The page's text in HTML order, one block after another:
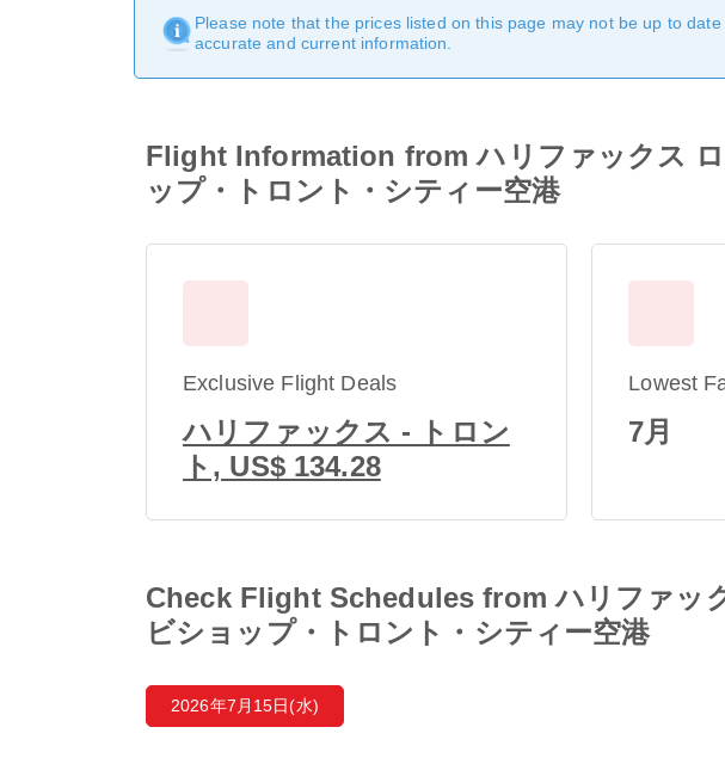
Please note that the prices listed on this page may not be up to
accurate and current information.
Flight Information from ハリファックス
ップ・トロント・シティー空港
Exclusive Flight Deals
ハリファックス - トロン
ト, US$ 134.28
Lowest
7月
Check Flight Schedules from ハリファッ
ビショップ・トロント・シティー空港
2026年7月15日(水)